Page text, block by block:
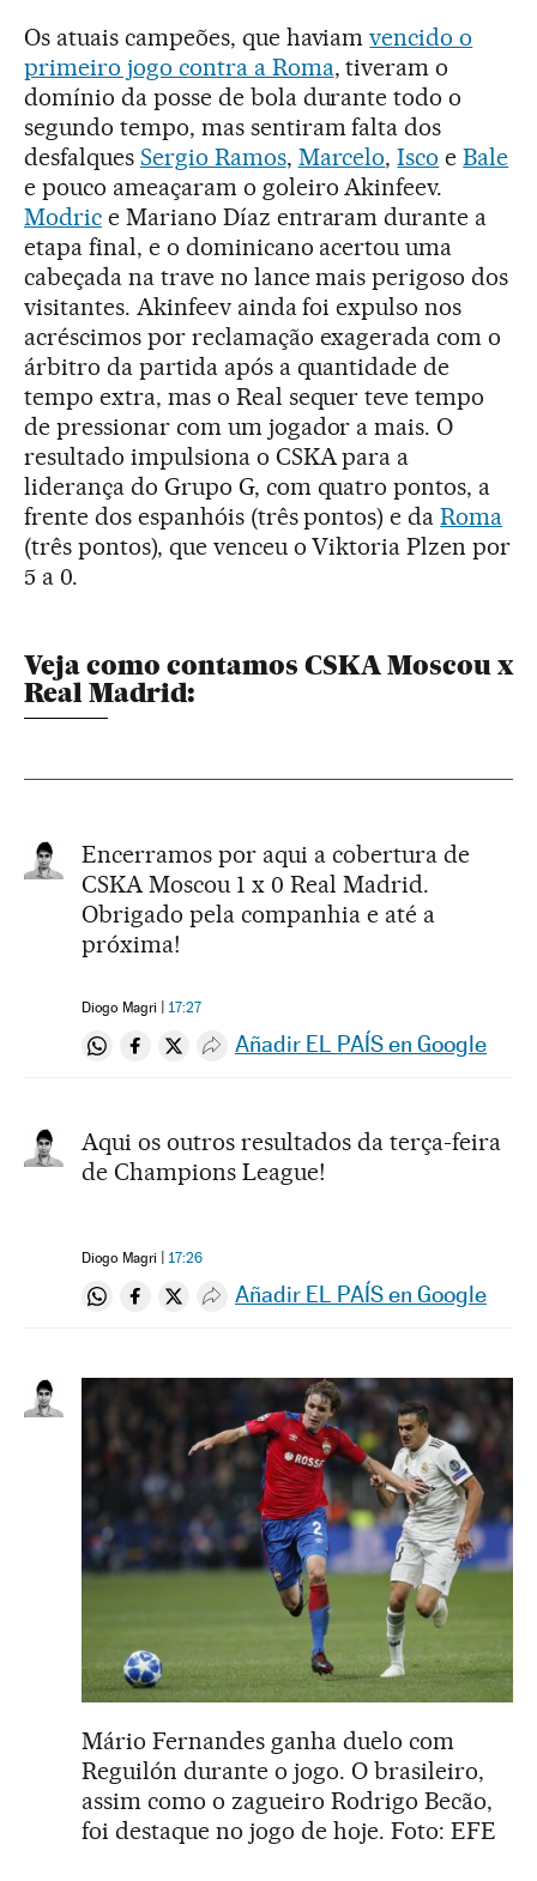
Os atuais campeões, que haviamvencido o
primeiro jogo contra a Roma, tiveram o
domínio da posse de bola durante todo o
segundo tempo, mas sentiram falta dos
desfalques Sergio Ramos, Marcelo,Isco eBale
e pouco ameaçaram o goleiro Akinfeev.
Modrice Mariano Díaz entraram durante a
etapa final, e o dominicano acertou uma
cabeçada na trave no lance mais perigoso dos
visitantes. Akinfeev ainda foi expulso nos
acréscimos por reclamação exagerada com o
árbitro da partida após a quantidade de
tempo extra, mas o Real sequer teve tempo
de pressionar com um jogador a mais. O
resultado impulsiona o CSKA para a
liderança do Grupo G, com quatro pontos, a
frente dos espanhóis (três pontos) e daRoma
(três pontos), que venceu o Viktoria Plzen por
5 a 0.
Veja como contamos CSKA Moscou x
Real Madrid:
Encerramos por aqui a cobertura de
CSKA Moscou 1 x 0 Real Madrid.
Obrigado pela companhia e até a
próxima!
Diogo Magri 17:27
Compartir en Whatsapp
Compartir en Facebook
Compartir en Twitter
Desplegar Redes Sociales
Añadir EL PAÍS en Google
Aqui os outros resultados da terça-feira
de Champions League!
Diogo Magri 17:26
Compartir en Whatsapp
Compartir en Facebook
Compartir en Twitter
Desplegar Redes Sociales
Añadir EL PAÍS en Google
Mário Fernandes ganha duelo com
Reguilón durante o jogo. O brasileiro,
assim como o zagueiro Rodrigo Becão,
foi destaque no jogo de hoje. Foto: EFE